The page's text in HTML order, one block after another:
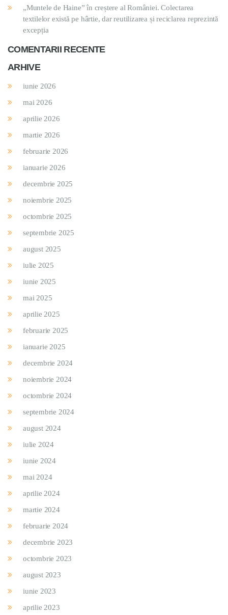
„Muntele de Haine” în creștere al României. Colectarea
textilelor există pe hârtie, dar reutilizarea și reciclarea reprezintă
excepția
COMENTARII RECENTE
ARHIVE
iunie 2026
mai 2026
aprilie 2026
martie 2026
februarie 2026
ianuarie 2026
decembrie 2025
noiembrie 2025
octombrie 2025
septembrie 2025
august 2025
iulie 2025
iunie 2025
mai 2025
aprilie 2025
februarie 2025
ianuarie 2025
decembrie 2024
noiembrie 2024
octombrie 2024
septembrie 2024
august 2024
iulie 2024
iunie 2024
mai 2024
aprilie 2024
martie 2024
februarie 2024
decembrie 2023
octombrie 2023
august 2023
iunie 2023
aprilie 2023